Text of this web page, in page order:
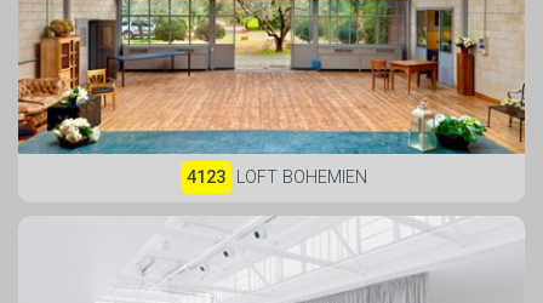
4123 LOFT BOHEMIEN